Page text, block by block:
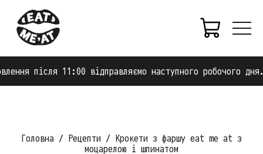
після 11:00 відправляємо наступного робочого дня.
Головна Рецепти
Крокети з фаршу eat me at з
моцарелою і шпинатом